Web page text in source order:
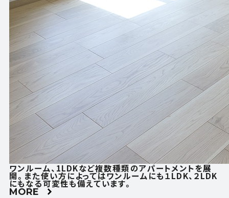
NEWS
ニュース
OUTLINE
会社概要
BLOG
ブログ
ACCESS
アクセス
FOLLOW US
OFFICE
オフィス
SHOP
ショップ
RENTAL SPACE
レンタルスペース
CONTACT
お問い合わせ
ワンルーム、1LDKなど複数種類のアパートメントを展
開。また使い方によってはワンルームにも１LDK、２LDK
にもなる可変性も備えています。
MORE